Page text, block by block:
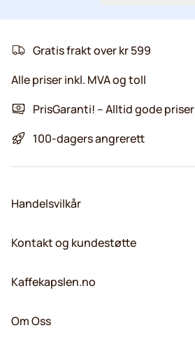
Gratis frakt over kr 599
Alle priser inkl. MVA og toll
PrisGaranti! – Alltid gode priser
100-dagers angrerett
Handelsvilkår
Kontakt og kundestøtte
Kaffekapslen.no
Om Oss